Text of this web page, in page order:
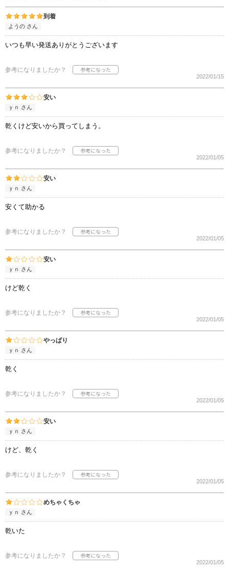
到着
ようの さん
いつも早い発送ありがとうございます
参考になりましたか？
2022/01/15
安い
ｙｎ さん
乾くけど安いから買ってしまう。
参考になりましたか？
2022/01/05
安い
ｙｎ さん
安くて助かる
参考になりましたか？
2022/01/05
安い
ｙｎ さん
けど乾く
参考になりましたか？
2022/01/05
やっぱり
ｙｎ さん
乾く
参考になりましたか？
2022/01/05
安い
ｙｎ さん
けど、乾く
参考になりましたか？
2022/01/05
めちゃくちゃ
ｙｎ さん
乾いた
参考になりましたか？
2022/01/05